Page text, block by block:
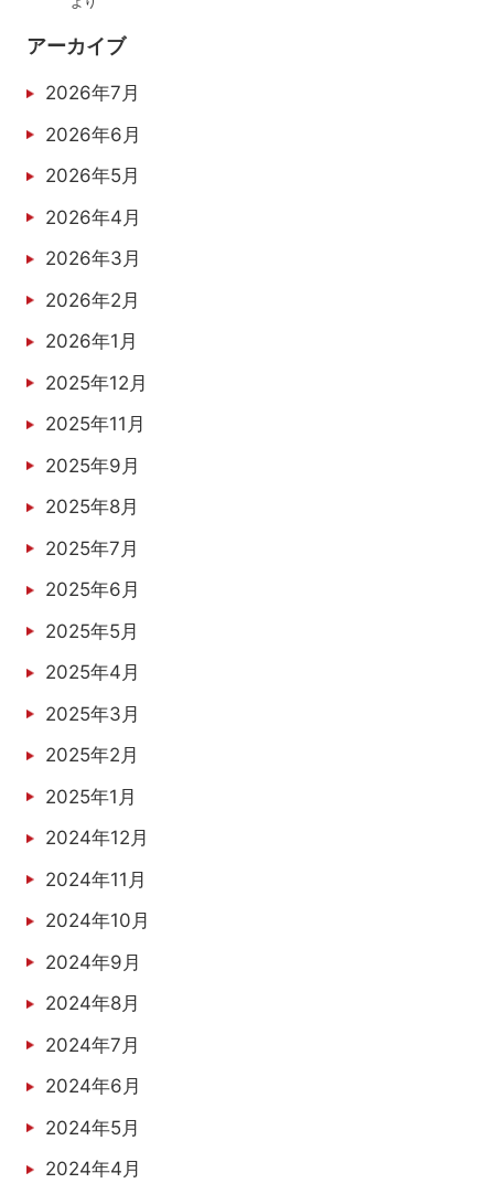
アーカイブ
2026年7月
2026年6月
2026年5月
2026年4月
2026年3月
2026年2月
2026年1月
2025年12月
2025年11月
2025年9月
2025年8月
2025年7月
2025年6月
2025年5月
2025年4月
2025年3月
2025年2月
2025年1月
2024年12月
2024年11月
2024年10月
2024年9月
2024年8月
2024年7月
2024年6月
2024年5月
2024年4月